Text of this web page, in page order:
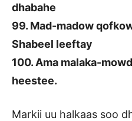
dhabahe
99. Mad-madow
Shabeel leeftay
100. Ama malaka-
heestee.
Markii uu halkaas soo